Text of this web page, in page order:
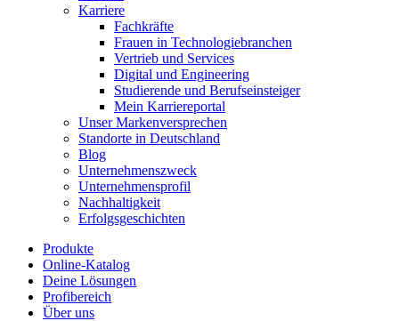
Karriere
Fachkräfte
Frauen in Technologiebranchen
Vertrieb und Services
Digital und Engineering
Studierende und Berufseinsteiger
Mein Karriereportal
Unser Markenversprechen
Standorte in Deutschland
Blog
Unternehmenszweck
Unternehmensprofil
Nachhaltigkeit
Erfolgsgeschichten
Produkte
Online-Katalog
Deine Lösungen
Profibereich
Über uns